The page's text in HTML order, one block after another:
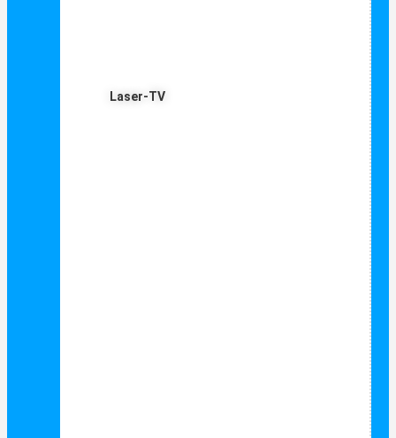
Laser-TV